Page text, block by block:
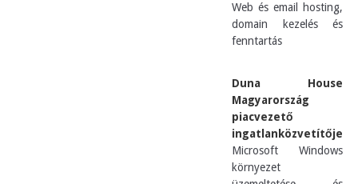
Web és email hosting,
domain kezelés és
fenntartás
Duna House
Magyarország
piacvezető
ingatlanközvetítője
Microsoft Windows
környezet